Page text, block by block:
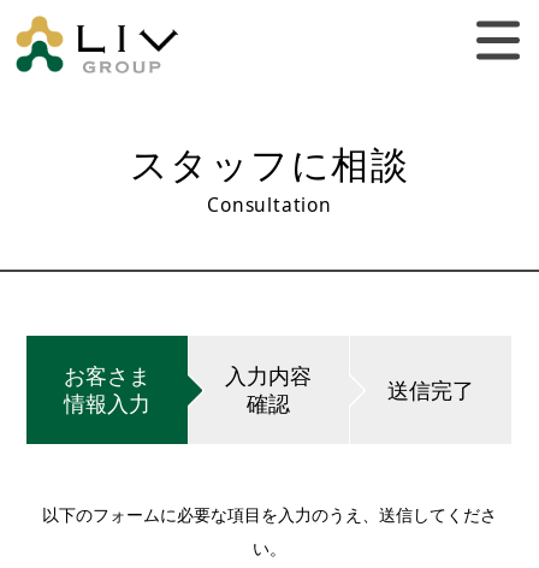
スタッフに相談
Consultation
お客さま
情報入力
入力内容
確認
送信完了
以下のフォームに必要な項目を入力のうえ、送信してくださ
い。